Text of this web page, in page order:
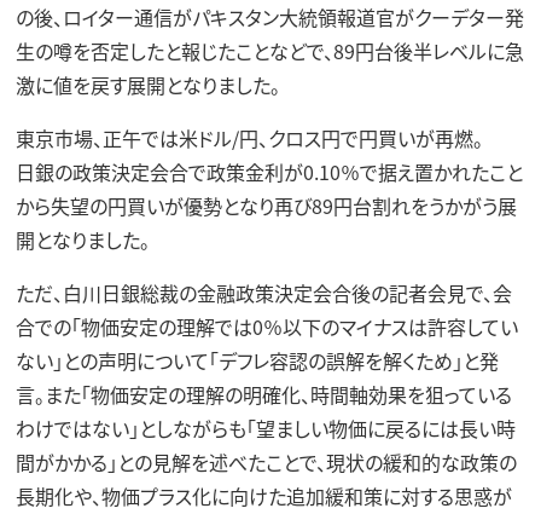
の後、ロイター通信がパキスタン大統領報道官がクーデター発
生の噂を否定したと報じたことなどで、89円台後半レベルに急
激に値を戻す展開となりました。
東京市場、正午では米ドル/円、クロス円で円買いが再燃。
日銀の政策決定会合で政策金利が0.10％で据え置かれたこと
から失望の円買いが優勢となり再び89円台割れをうかがう展
開となりました。
ただ、白川日銀総裁の金融政策決定会合後の記者会見で、会
合での｢物価安定の理解では0％以下のマイナスは許容してい
ない｣との声明について「デフレ容認の誤解を解くため」と発
言。また「物価安定の理解の明確化、時間軸効果を狙っている
わけではない」としながらも「望ましい物価に戻るには長い時
間がかかる」との見解を述べたことで、現状の緩和的な政策の
長期化や、物価プラス化に向けた追加緩和策に対する思惑が